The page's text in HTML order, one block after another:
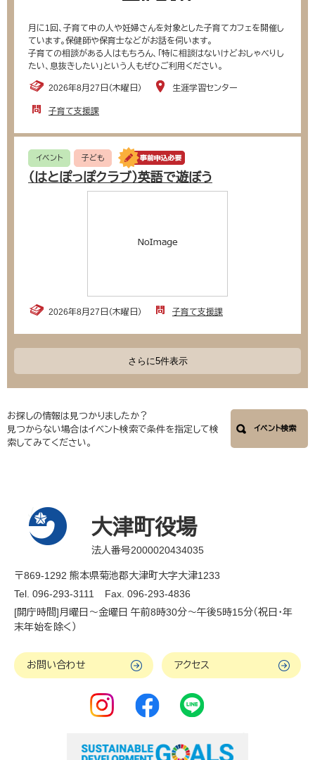
月に1回、子育て中の人や妊婦さんを対象とした子育てカフェを開催し
ています。保健師や保育士などがお話を伺います。
子育ての相談がある人はもちろん、「特に相談はないけどおしゃべりし
たい、息抜きしたい」という人もぜひご利用ください。
2026年8月27日（木曜日） 生涯学習センター
子育て支援課
イベント 子ども
（はとぽっぽクラブ）英語で遊ぼう
2026年8月27日（木曜日） 子育て支援課
さらに5件表示
お探しの情報は見つかりましたか？
見つからない場合はイベント検索で条件を指定して検
索してみてください。
イベント検索
大津町役場
法人番号2000020434035
〒869-1292 熊本県菊池郡大津町大字大津1233
Tel. 096-293-3111
Fax. 096-293-4836
[開庁時間]月曜日～金曜日 午前8時30分～午後5時15分（祝日・年
末年始を除く）
お問い合わせ アクセス